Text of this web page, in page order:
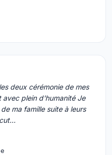
deux cérémonie de mes
avec plein d'humanité Je
ma famille suite à leurs